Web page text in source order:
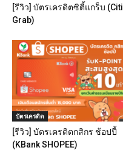
[รีวิว] บัตรเครดิตซิตี้แกร็บ (Citi
Grab)
บัตรเครดิต
[รีวิว] บัตรเครดิตกสิกร ช้อปปี้
(KBank SHOPEE)